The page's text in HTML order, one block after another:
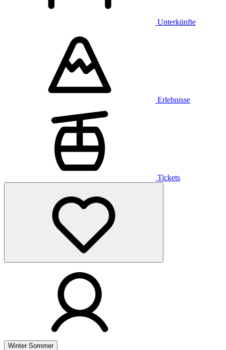
Unterkünfte
Erlebnisse
Tickets
Winter Sommer